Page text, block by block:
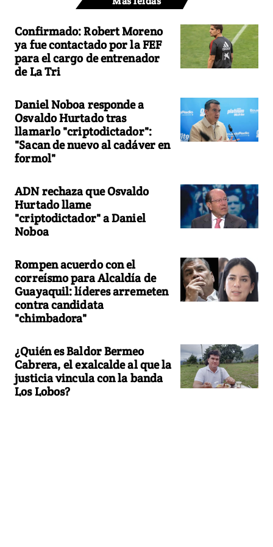
Confirmado: Robert Moreno
ya fue contactado por la FEF
para el cargo de entrenador
de La Tri
Daniel Noboa responde a
Osvaldo Hurtado tras
llamarlo "criptodictador":
"Sacan de nuevo al cadáver en
formol"
ADN rechaza que Osvaldo
Hurtado llame
"criptodictador" a Daniel
Noboa
Rompen acuerdo con el
correísmo para Alcaldía de
Guayaquil: líderes arremeten
contra candidata
"chimbadora"
¿Quién es Baldor Bermeo
Cabrera, el exalcalde al que la
justicia vincula con la banda
Los Lobos?